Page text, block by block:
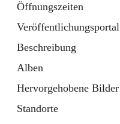
Öffnungszeiten
Veröffentlichungsportal
Beschreibung
Alben
Hervorgehobene Bilder
Standorte